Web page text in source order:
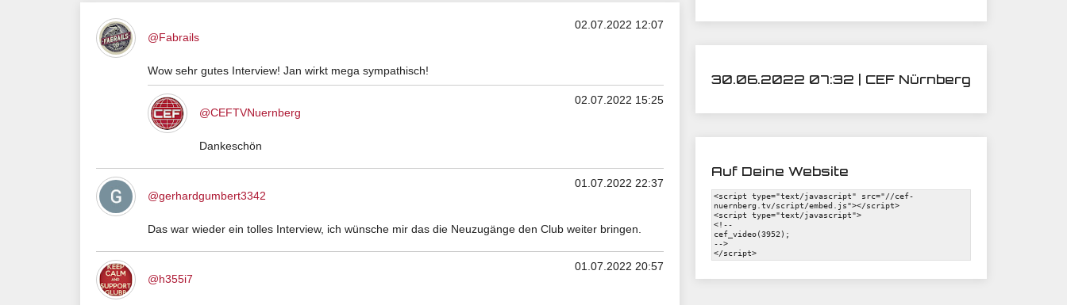
02.07.2022 12:07
@Fabrails
Wow sehr gutes Interview! Jan wirkt mega sympathisch!
02.07.2022 15:25
@CEFTVNuernberg
Dankeschön
01.07.2022 22:37
@gerhardgumbert3342
Das war wieder ein tolles Interview, ich wünsche mir das die Neuzugänge den Club weiter bringen.
01.07.2022 20:57
@h355i7
30.06.2022 07:32 | CEF Nürnberg
Auf Deine Website